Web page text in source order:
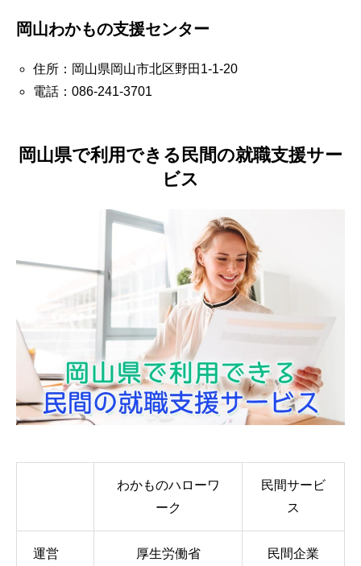
岡山わかもの支援センター
住所：岡山県岡山市北区野田1-1-20
電話：086-241-3701
岡山県で利用できる民間の就職支援サー
ビス
わかものハローワ
ーク
民間サービ
ス
運営 厚生労働省 民間企業